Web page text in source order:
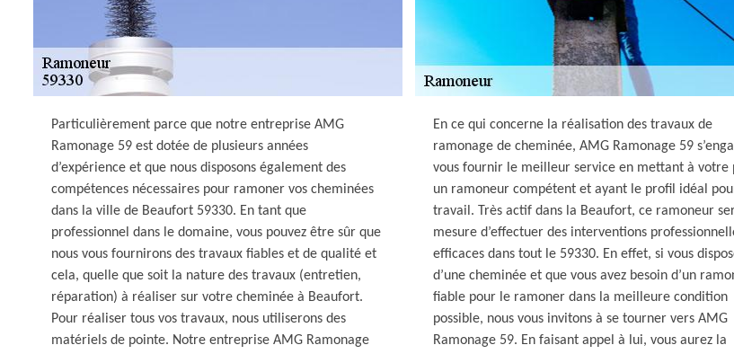
Particulièrement parce que notre entreprise AMG
Ramonage 59 est dotée de plusieurs années
d’expérience et que nous disposons également des
compétences nécessaires pour ramoner vos cheminées
dans la ville de Beaufort 59330. En tant que
professionnel dans le domaine, vous pouvez être sûr que
nous vous fournirons des travaux fiables et de qualité et
cela, quelle que soit la nature des travaux (entretien,
réparation) à réaliser sur votre cheminée à Beaufort.
Pour réaliser tous vos travaux, nous utiliserons des
matériels de pointe. Notre entreprise AMG Ramonage
En ce qui concerne la réalisation des travaux de
ramonage de cheminée, AMG Ramonage 59
vous fournir le meilleur service en mettant à votre
un ramoneur compétent et ayant le profil idéal
travail. Très actif dans la Beaufort, ce ramoneur
mesure d’effectuer des interventions
efficaces dans tout le 59330. En effet, si vous
d’une cheminée et que vous avez besoin d’un
fiable pour le ramoner dans la meilleure condition
possible, nous vous invitons à se tourner vers AMG
Ramonage 59. En faisant appel à lui, vous aurez la